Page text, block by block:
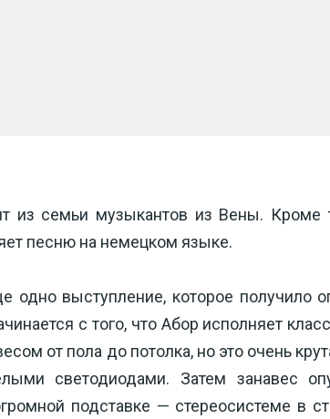
из семьи музыкантов из Вены. Кроме
песню на немецком языке.
одно выступление, которое получило
с того, что Абор исполняет
от пола до потолка, но это очень
светодиодами. Затем занавес
подставке — стереосистеме в